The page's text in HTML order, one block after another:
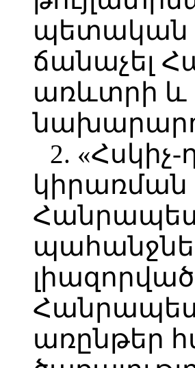
պետական
ճանաչել
առևտրի
2.
առընթեր